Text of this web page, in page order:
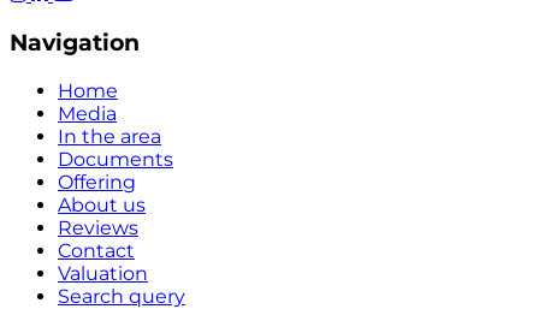
Navigation
Home
Media
In the area
Documents
Offering
About us
Reviews
Contact
Valuation
Search query